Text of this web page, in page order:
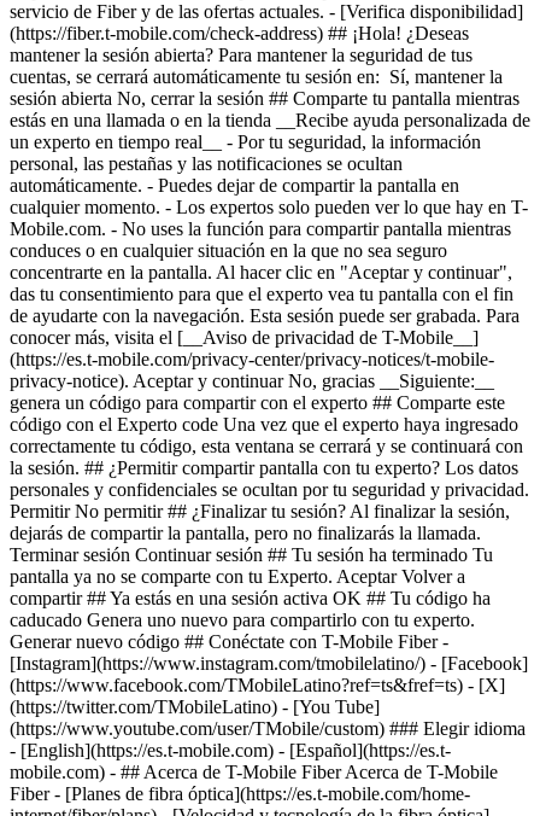
- [Verifica disponibilidad]
(https://fiber.t-mobile.com/check-address) ## ¡Hola! ¿Deseas
mantener la sesión abierta? Para mantener la seguridad de tus
cuentas, se cerrará automáticamente tu sesión en: Sí, mantener la
sesión abierta No, cerrar la sesión ## Comparte tu pantalla mientras
estás en una llamada o en la tienda __Recibe ayuda personalizada de
un experto en tiempo real__ - Por tu seguridad, la información
personal, las pestañas y las notificaciones se ocultan
automáticamente. - Puedes dejar de compartir la pantalla en
cualquier momento. - Los expertos solo pueden ver lo que hay en T-
Mobile.com. - No uses la función para compartir pantalla mientras
conduces o en cualquier situación en la que no sea seguro
concentrarte en la pantalla. Al hacer clic en "Aceptar y continuar",
das tu consentimiento para que el experto vea tu pantalla con el fin
de ayudarte con la navegación. Esta sesión puede ser grabada. Para
conocer más, visita el [__Aviso de privacidad de T-Mobile__]
(https://es.t-mobile.com/privacy-center/privacy-notices/t-mobile-
privacy-notice). Aceptar y continuar No, gracias __Siguiente:__
genera un código para compartir con el experto ## Comparte este
código con el Experto code Una vez que el experto haya ingresado
correctamente tu código, esta ventana se cerrará y se continuará con
la sesión. ## ¿Permitir compartir pantalla con tu experto? Los datos
personales y confidenciales se ocultan por tu seguridad y privacidad.
Permitir No permitir ## ¿Finalizar tu sesión? Al finalizar la sesión,
dejarás de compartir la pantalla, pero no finalizarás la llamada.
Terminar sesión Continuar sesión ## Tu sesión ha terminado Tu
pantalla ya no se comparte con tu Experto. Aceptar Volver a
compartir ## Ya estás en una sesión activa OK ## Tu código ha
caducado Genera uno nuevo para compartirlo con tu experto.
Generar nuevo código ## Conéctate con T-Mobile Fiber -
[Instagram](https://www.instagram.com/tmobilelatino/) - [Facebook]
(https://www.facebook.com/TMobileLatino?ref=ts&fref=ts) - [X]
(https://twitter.com/TMobileLatino) - [You Tube]
(https://www.youtube.com/user/TMobile/custom) ### Elegir idioma
- [English](https://es.t-mobile.com) - [Español](https://es.t-
mobile.com) - ## Acerca de T-Mobile Fiber Acerca de T-Mobile
Fiber - [Planes de fibra óptica](https://es.t-mobile.com/home-